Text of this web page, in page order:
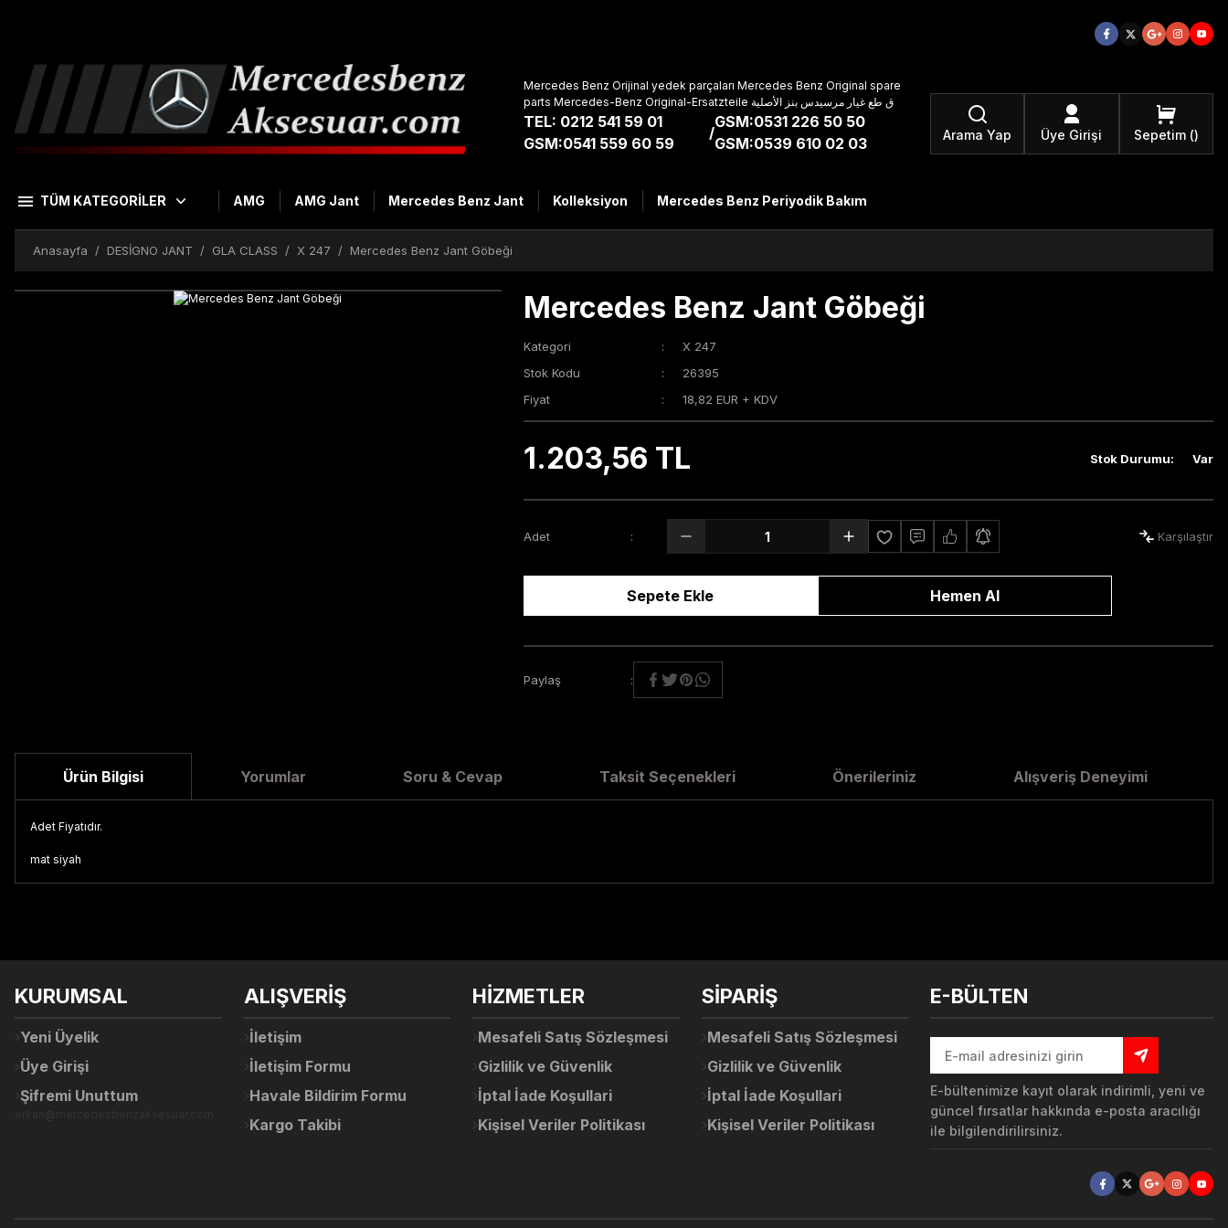
Mercedes Benz Orijinal yedek parçaları Mercedes Benz Original spare
parts Mercedes-Benz Original-Ersatzteile ق طع غيار مرسيدس بنز الأصلية
TEL: 0212 541 59 01
GSM:0541 559 60 59
/
GSM:0531 226 50 50
GSM:0539 610 02 03
Arama Yap Üye Girişi Sepetim
TÜM KATEGORİLER AMG AMG Jant Mercedes Benz Jant Kolleksiyon Mercedes Benz Periyodik Bakım
Anasayfa DESİGNO JANT GLA CLASS X 247 Mercedes Benz Jant Göbeği
Mercedes Benz Jant Göbeği
Kategori
X 247
Stok Kodu
26395
Fiyat
18,82 EUR + KDV
1.203,56 TL Stok Durumu: Var
Adet Karşılaştır
Sepete Ekle Hemen Al
Paylaş
Ürün Bilgisi Yorumlar Soru & Cevap Taksit Seçenekleri Önerileriniz Alışveriş Deneyimi
Adet Fiyatıdır.
mat siyah
Yorum Yaz
Ürün açıklamasında eksik bilgiler bulunuyor.
Bu ürüne benzer farklı alternatifler olmalı.
Deneyimini Paylaş
KURUMSAL
Yeni Üyelik
Üye Girişi
Şifremi Unuttum
ALIŞVERİŞ
İletişim
İletişim Formu
Havale Bildirim Formu
Kargo Takibi
HİZMETLER
Mesafeli Satış Sözleşmesi
Gizlilik ve Güvenlik
İptal İade Koşullari
Kişisel Veriler Politikası
SİPARİŞ
Mesafeli Satış Sözleşmesi
Gizlilik ve Güvenlik
İptal İade Koşullari
Kişisel Veriler Politikası
E-BÜLTEN
E-bültenimize kayıt olarak indirimli, yeni ve
güncel fırsatlar hakkında e-posta aracılığı
ile bilgilendirilirsiniz.